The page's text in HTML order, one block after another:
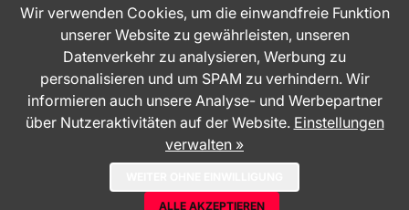
GmbH - © 2026
Wir verwenden Cookies, um die einwandfreie Funktion
unserer Website zu gewährleisten, unseren
Datenverkehr zu analysieren, Werbung zu
personalisieren und um SPAM zu verhindern. Wir
informieren auch unsere Analyse- und Werbepartner
über Nutzeraktivitäten auf der Website. Einstellungen
verwalten »
ALLE AKZEPTIEREN